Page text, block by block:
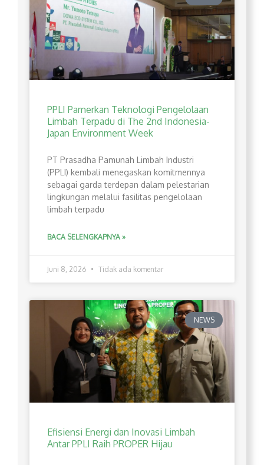
PPLI Pamerkan Teknologi Pengelolaan
Limbah Terpadu di The 2nd Indonesia-
Japan Environment Week
PT Prasadha Pamunah Limbah Industri
(PPLI) kembali menegaskan komitmennya
sebagai garda terdepan dalam pelestarian
lingkungan melalui fasilitas pengelolaan
limbah terpadu
BACA SELENGKAPNYA »
Juni 8, 2026 Tidak ada komentar
NEWS
Efisiensi Energi dan Inovasi Limbah
Antar PPLI Raih PROPER Hijau